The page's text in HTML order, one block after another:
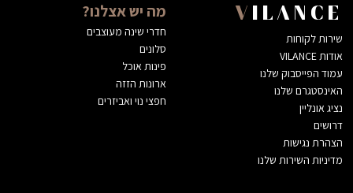
VILANCE
שירות לקוחות
אודות VILANCE
עמוד הפייסבוק שלנו
האינסטגרם שלנו
נציג אונליין
דרושים
הצהרת נגישות
מדיניות השירות שלנו
מה יש אצלנו?
חדרי שינה מעוצבים
סלונים
פינות אוכל
ארונות הזזה
חפצי נוי ואביזרים